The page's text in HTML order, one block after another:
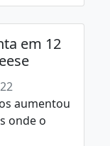
em 12
aumentou
onde o